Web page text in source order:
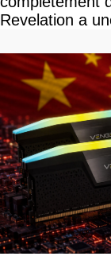
Revelation a